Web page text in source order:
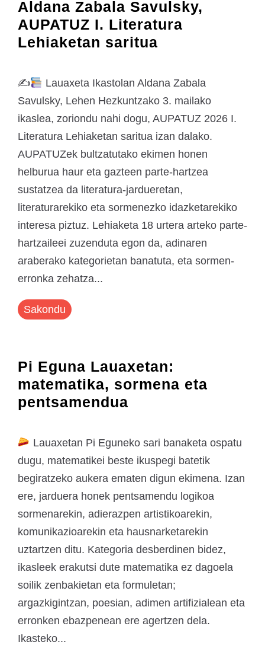
Aldana Zabala Savulsky,
AUPATUZ I. Literatura
Lehiaketan saritua
✍
Lauaxeta Ikastolan Aldana Zabala
Savulsky, Lehen Hezkuntzako 3. mailako
ikaslea, zoriondu nahi dogu, AUPATUZ 2026 I.
Literatura Lehiaketan saritua izan dalako.
AUPATUZek bultzatutako ekimen honen
helburua haur eta gazteen parte-hartzea
sustatzea da literatura-jardueretan,
literaturarekiko eta sormenezko idazketarekiko
interesa piztuz. Lehiaketa 18 urtera arteko parte-
hartzaileei zuzenduta egon da, adinaren
araberako kategorietan banatuta, eta sormen-
erronka zehatza...
Sakondu
Pi Eguna Lauaxetan:
matematika, sormena eta
pentsamendua
Lauaxetan Pi Eguneko sari banaketa ospatu
dugu, matematikei beste ikuspegi batetik
begiratzeko aukera ematen digun ekimena. Izan
ere, jarduera honek pentsamendu logikoa
sormenarekin, adierazpen artistikoarekin,
komunikazioarekin eta hausnarketarekin
uztartzen ditu. Kategoria desberdinen bidez,
ikasleek erakutsi dute matematika ez dagoela
soilik zenbakietan eta formuletan;
argazkigintzan, poesian, adimen artifizialean eta
erronken ebazpenean ere agertzen dela.
Ikasteko...